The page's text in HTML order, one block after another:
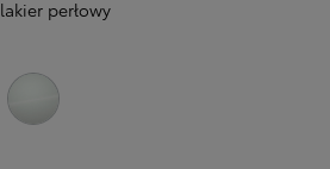
lakier perłowy